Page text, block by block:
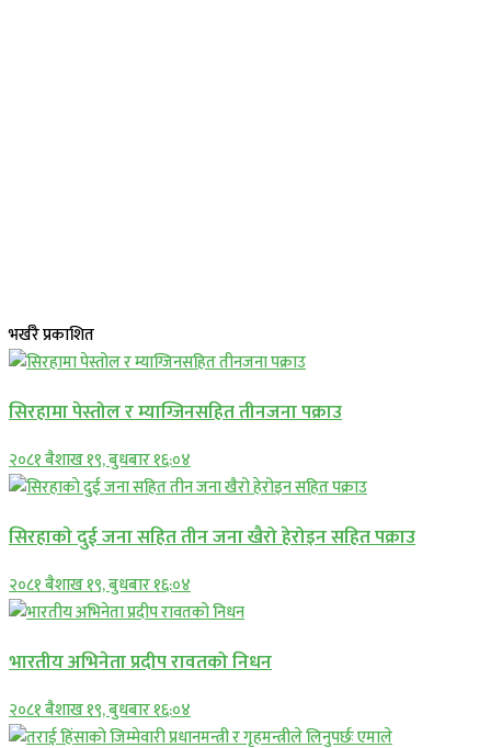
भर्खरै प्रकाशित
सिरहामा पेस्तोल र म्याग्जिनसहित तीनजना पक्राउ
२०८१ बैशाख १९, बुधबार १६:०४
सिरहाकाे दुई जना सहित तीन जना खैरो हेरोइन सहित पक्राउ
२०८१ बैशाख १९, बुधबार १६:०४
भारतीय अभिनेता प्रदीप रावतको निधन
२०८१ बैशाख १९, बुधबार १६:०४